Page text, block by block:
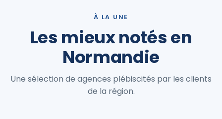
À LA UNE
Les mieux notés en
Normandie
Une sélection de agences plébiscités par les clients
de la région.